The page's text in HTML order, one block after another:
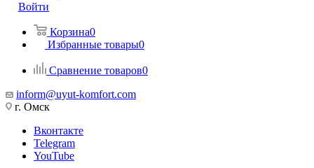
Войти
Корзина0
Избранные товары0
Сравнение товаров0
inform@uyut-komfort.com
г. Омск
Вконтакте
Telegram
YouTube